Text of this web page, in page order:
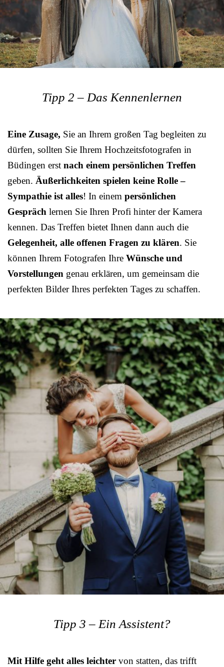
Tipp 2 – Das Kennenlernen
Eine Zusage, Sie an Ihrem großen Tag begleiten zu
dürfen, sollten Sie Ihrem Hochzeitsfotografen in
Büdingen erst nach einem persönlichen Treffen
geben. Äußerlichkeiten spielen keine Rolle –
Sympathie ist alles! In einem persönlichen
Gespräch lernen Sie Ihren Profi hinter der Kamera
kennen. Das Treffen bietet Ihnen dann auch die
Gelegenheit, alle offenen Fragen zu klären. Sie
können Ihrem Fotografen Ihre Wünsche und
Vorstellungen genau erklären, um gemeinsam die
perfekten Bilder Ihres perfekten Tages zu schaffen.
Tipp 3 – Ein Assistent?
Mit Hilfe geht alles leichter von statten, das trifft